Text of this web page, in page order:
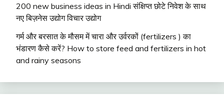
200 new business ideas in Hindi संक्षिप्त छोटे निवेश के साथ
नए बिज़नेस उद्योग विचार उद्योग
गर्म और बरसात के मौसम में चारा और उर्वरकों (fertilizers ) का
भंडारण कैसे करें? How to store feed and fertilizers in hot
and rainy seasons